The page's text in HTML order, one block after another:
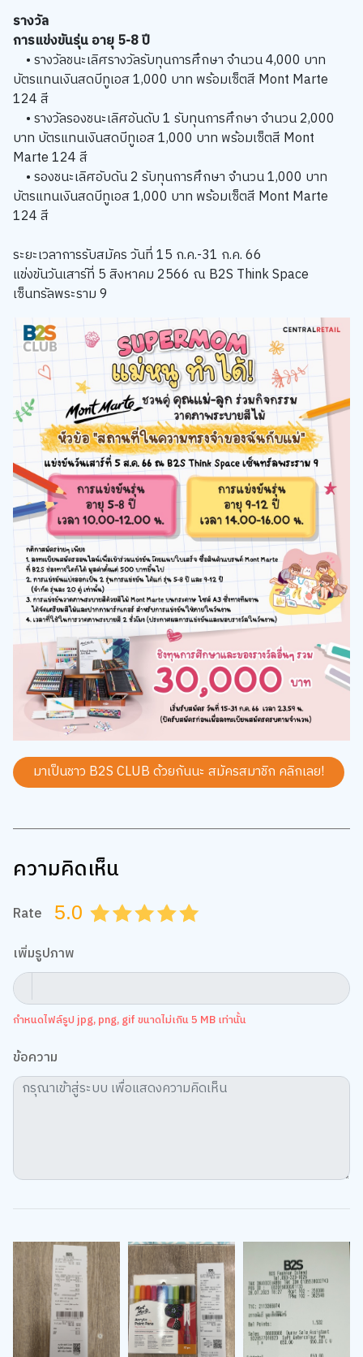
รางวัล ​
การแข่งขันรุ่น อายุ 5-8 ปี
• รางวัลชนะเลิศรางวัลรับทุนการศึกษา จำนวน 4,000 บาท
บัตรแทนเงินสดบีทูเอส 1,000 บาท พร้อมเซ็ตสี Mont Marte
124 สี ​
• รางวัลรองชนะเลิศอันดับ 1 รับทุนการศึกษา จำนวน 2,000
บาท บัตรแทนเงินสดบีทูเอส 1,000 บาท พร้อมเซ็ตสี Mont
Marte 124 สี ​
• รองชนะเลิศอับดัน 2 รับทุนการศึกษา จำนวน 1,000 บาท
บัตรแทนเงินสดบีทูเอส 1,000 บาท พร้อมเซ็ตสี Mont Marte
124 สี
ระยะเวลาการรับสมัคร วันที่ 15 ก.ค.-31 ก.ค. 66 ​
แข่งขันวันเสาร์ที่ 5 สิงหาคม 2566 ณ B2S Think Space
เซ็นทรัลพระราม 9
มาเป็นชาว B2S CLUB ด้วยกันนะ สมัครสมาชิก คลิกเลย!
ความคิดเห็น
Rate 5.0 4.5
4.0
3.5
3.0
2.5
2.0
1.5
1.0
0.5
เพิ่มรูปภาพ
กำหนดไฟล์รูป jpg, png, gif ขนาดไม่เกิน 5 MB เท่านั้น
ข้อความ